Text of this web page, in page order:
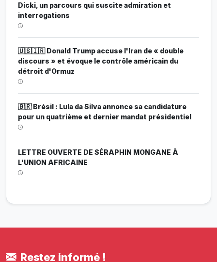
Dicki, un parcours qui suscite admiration et
interrogations
🇺🇸🇮🇷 Donald Trump accuse l'Iran de « double
discours » et évoque le contrôle américain du
détroit d'Ormuz
🇧🇷 Brésil : Lula da Silva annonce sa candidature
pour un quatrième et dernier mandat présidentiel
LETTRE OUVERTE DE SÉRAPHIN MONGANE À
L'UNION AFRICAINE
Restez informé !